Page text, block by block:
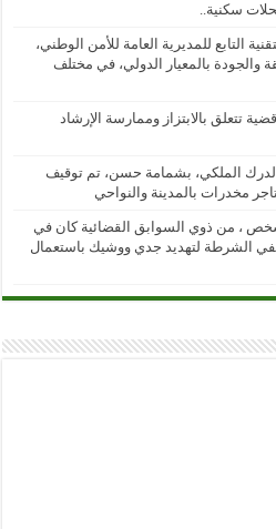
سكنية..
التابع للمديرية العامة للأمن الوطني،
والجودة بالمعيار الدولي، في مختلف
بالابتزاز وممارسة الإرشاد
الدرك الملكي، بشمامة حسن، تم توقيف
مخدرات بالمدينة والنواحي
، من ذوي السوابق القضائية كان في
الشرطة لتهديد جدي ووشيك باستعمال